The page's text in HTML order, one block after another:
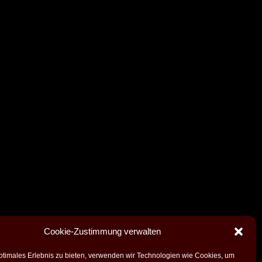
Cookie-Zustimmung verwalten
Erlebnis zu bieten, verwenden wir Technologien wie Cookies, um